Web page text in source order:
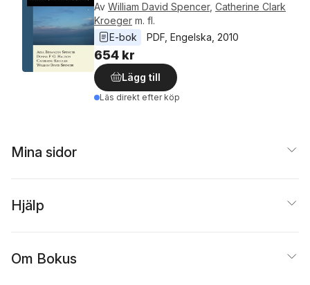
Av William David Spencer, Catherine Clark
Kroeger m. fl.
E-bok
PDF Engelska 2010
654 kr
Lägg till
Läs direkt efter köp
Mina sidor
Hjälp
Om Bokus